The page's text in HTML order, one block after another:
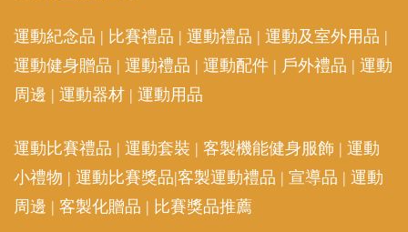
運動紀念品 | 比賽禮品 | 運動禮品 | 運動及室外用品 |
運動健身贈品 | 運動禮品 | 運動配件 | 戶外禮品 | 運動
周邊 | 運動器材 | 運動用品
運動比賽禮品 | 運動套裝 | 客製機能健身服飾 | 運動
小禮物 | 運動比賽獎品|客製運動禮品 | 宣導品 | 運動
周邊 | 客製化贈品 | 比賽獎品推薦